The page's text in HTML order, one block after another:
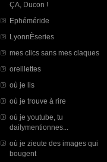
ÇA, Ducon !
Ephéméride
LyonnÈseries
mes clics sans mes claques
oreillettes
où je lis
où je trouve à rire
où je youtube, tu
dailymentionnes...
où je zieute des images qui
bougent